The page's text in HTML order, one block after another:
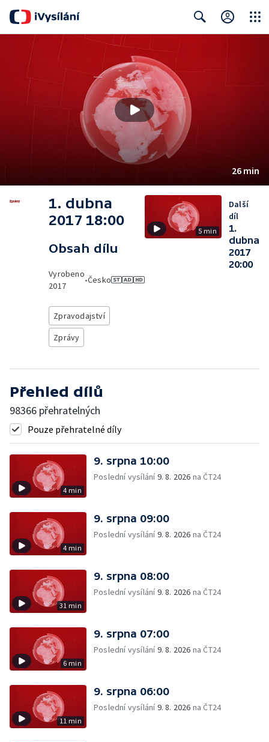
26 min
1. dubna
2017 18:00
Obsah dílu
Vyrobeno
2017
•Česko
Zpravodajství
Zprávy
5 min
Další
díl
1.
dubna
2017
20:00
Přehled dílů
98366 přehratelných
Pouze přehratelné díly
4 min
9. srpna 10:00
Poslední vysílání9. 8. 2026 na ČT24
4 min
9. srpna 09:00
Poslední vysílání9. 8. 2026 na ČT24
31 min
9. srpna 08:00
Poslední vysílání9. 8. 2026 na ČT24
6 min
9. srpna 07:00
Poslední vysílání9. 8. 2026 na ČT24
11 min
9. srpna 06:00
Poslední vysílání9. 8. 2026 na ČT24